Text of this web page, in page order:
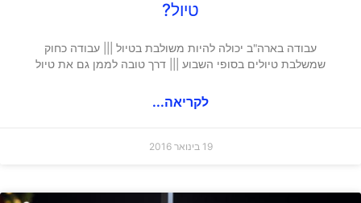
טיול?
עבודה בארה"ב יכולה להיות משולבת בטיול ||| עבודה כחוק
שמשלבת טיולים בסופי השבוע ||| דרך טובה לממן גם את טיול
לקריאה...
19 בינואר 2016